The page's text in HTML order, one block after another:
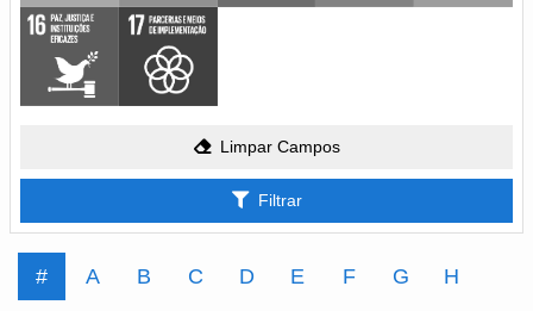
Limpar Campos
Filtrar
# A B C D E F G
H